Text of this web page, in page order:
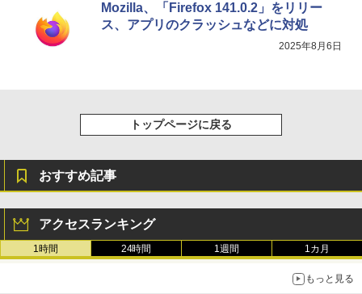
Mozilla、「Firefox 141.0.2」をリリー
ス、アプリのクラッシュなどに対処
2025年8月6日
トップページに戻る
おすすめ記事
アクセスランキング
1時間 24時間 1週間 1カ月
もっと見る